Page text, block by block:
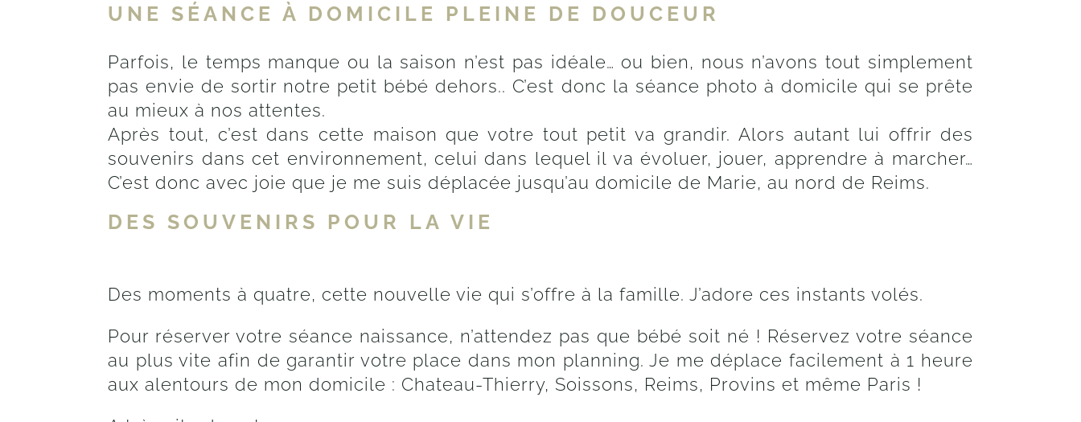
UNE SÉANCE À DOMICILE PLEINE DE DOUCEUR
Parfois, le temps manque ou la saison n’est pas idéale… ou bien, nous n’avons tout simplement
pas envie de sortir notre petit bébé dehors.. C’est donc la séance photo à domicile qui se prête
au mieux à nos attentes.
Après tout, c’est dans cette maison que votre tout petit va grandir. Alors autant lui offrir des
souvenirs dans cet environnement, celui dans lequel il va évoluer, jouer, apprendre à marcher…
C’est donc avec joie que je me suis déplacée jusqu’au domicile de Marie, au nord de Reims.
DES SOUVENIRS POUR LA VIE
Des moments à quatre, cette nouvelle vie qui s’offre à la famille. J’adore ces instants volés.
Pour réserver votre séance naissance, n’attendez pas que bébé soit né ! Réservez votre séance
au plus vite afin de garantir votre place dans mon planning. Je me déplace facilement à 1 heure
aux alentours de mon domicile : Chateau-Thierry, Soissons, Reims, Provins et même Paris !